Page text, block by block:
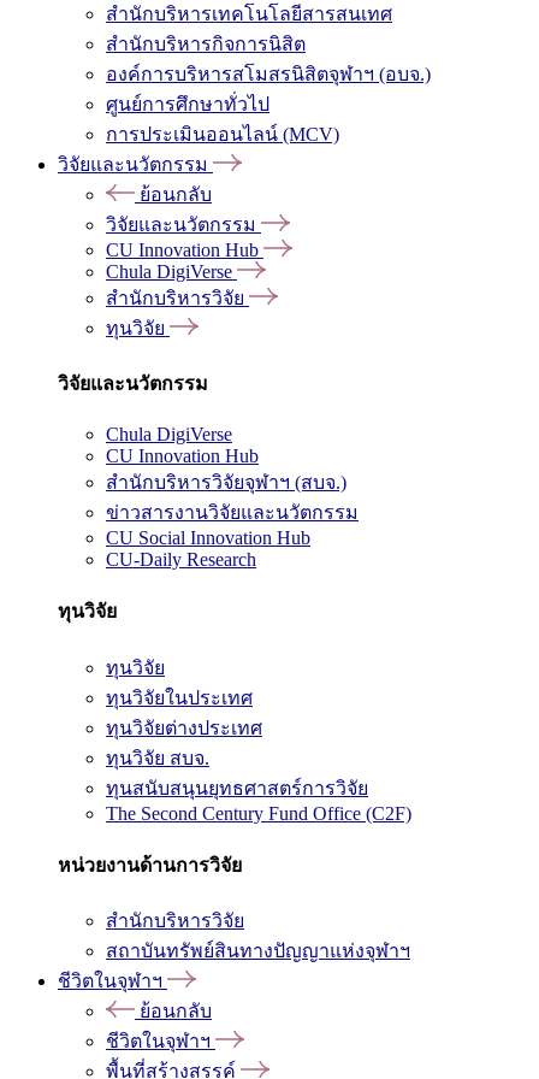
สำนักบริหารเทคโนโลยีสารสนเทศ
สำนักบริหารกิจการนิสิต
องค์การบริหารสโมสรนิสิตจุฬาฯ (อบจ.)
ศูนย์การศึกษาทั่วไป
การประเมินออนไลน์ (MCV)
วิจัยและนวัตกรรม
ย้อนกลับ
วิจัยและนวัตกรรม
CU Innovation Hub
Chula DigiVerse
สำนักบริหารวิจัย
ทุนวิจัย
วิจัยและนวัตกรรม
Chula DigiVerse
CU Innovation Hub
สำนักบริหารวิจัยจุฬาฯ (สบจ.)
ข่าวสารงานวิจัยและนวัตกรรม
CU Social Innovation Hub
CU-Daily Research
ทุนวิจัย
ทุนวิจัย
ทุนวิจัยในประเทศ
ทุนวิจัยต่างประเทศ
ทุนวิจัย สบจ.
ทุนสนับสนุนยุทธศาสตร์การวิจัย
The Second Century Fund Office (C2F)
หน่วยงานด้านการวิจัย
สำนักบริหารวิจัย
สถาบันทรัพย์สินทางปัญญาแห่งจุฬาฯ
ชีวิตในจุฬาฯ
ย้อนกลับ
ชีวิตในจุฬาฯ
พื้นที่สร้างสรรค์